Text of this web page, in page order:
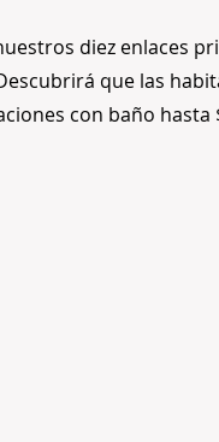
diez enlaces
que las
con baño hasta